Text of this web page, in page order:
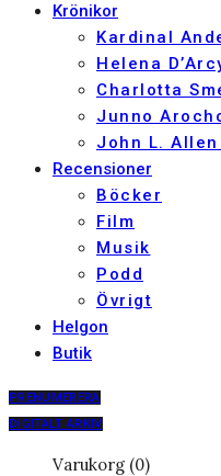
Krönikor
Kardinal
Helena
Charlotta
Junno
John L.
Recensioner
Böcker
Film
Musik
Podd
Övrigt
Helgon
Butik
PRENUMERERA
DIGITALT ARKIV
Varukorg (0)